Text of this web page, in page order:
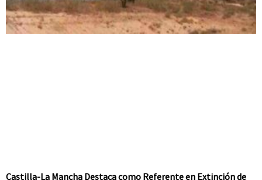
Castilla-La Mancha Destaca como Referente en Extinción de